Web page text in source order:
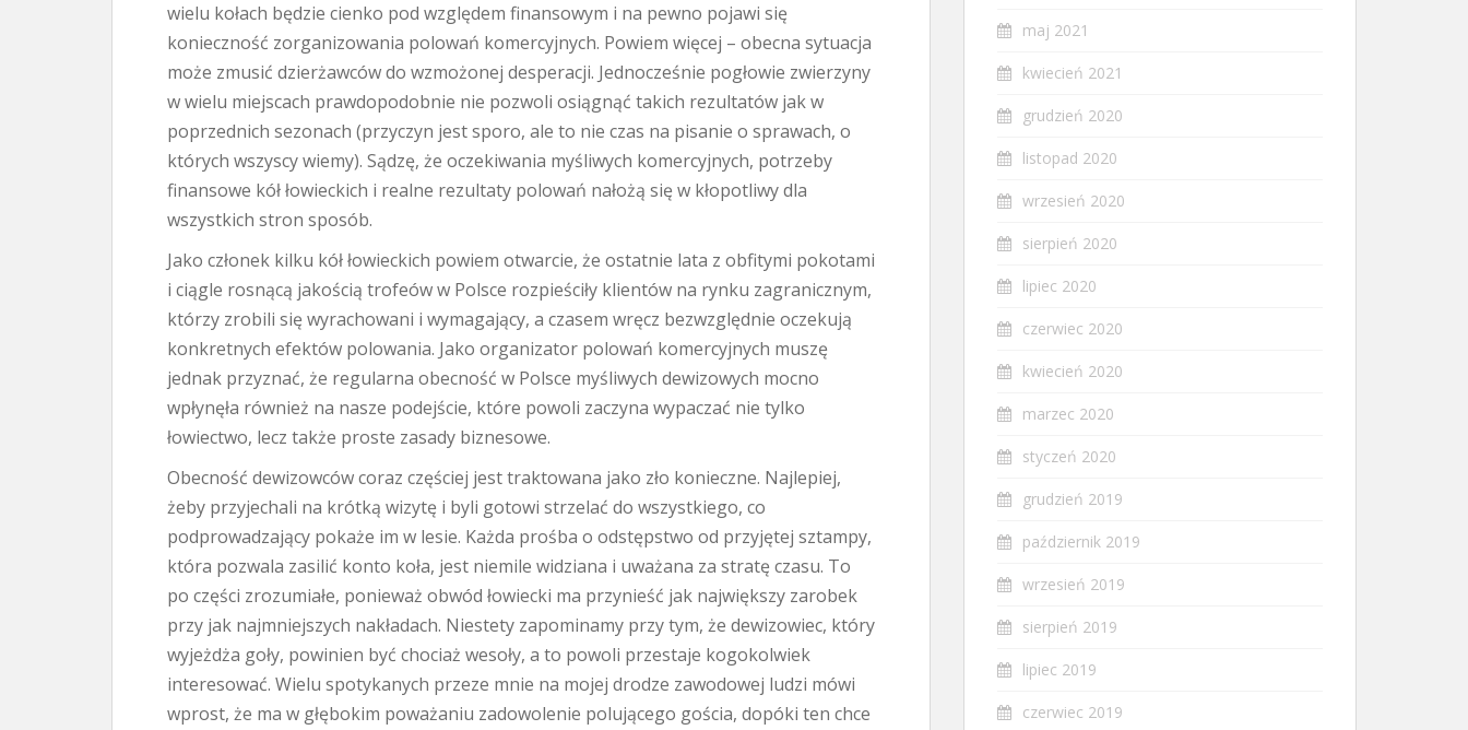
wielu kołach będzie cienko pod względem finansowym i na pewno pojawi się
konieczność zorganizowania polowań komercyjnych. Powiem więcej – obecna sytuacja
może zmusić dzierżawców do wzmożonej desperacji. Jednocześnie pogłowie zwierzyny
w wielu miejscach prawdopodobnie nie pozwoli osiągnąć takich rezultatów jak w
poprzednich sezonach (przyczyn jest sporo, ale to nie czas na pisanie o sprawach, o
których wszyscy wiemy). Sądzę, że oczekiwania myśliwych komercyjnych, potrzeby
finansowe kół łowieckich i realne rezultaty polowań nałożą się w kłopotliwy dla
wszystkich stron sposób.
Jako członek kilku kół łowieckich powiem otwarcie, że ostatnie lata z obfitymi pokotami
i ciągle rosnącą jakością trofeów w Polsce rozpieściły klientów na rynku zagranicznym,
którzy zrobili się wyrachowani i wymagający, a czasem wręcz bezwzględnie oczekują
konkretnych efektów polowania. Jako organizator polowań komercyjnych muszę
jednak przyznać, że regularna obecność w Polsce myśliwych dewizowych mocno
wpłynęła również na nasze podejście, które powoli zaczyna wypaczać nie tylko
łowiectwo, lecz także proste zasady biznesowe.
Obecność dewizowców coraz częściej jest traktowana jako zło konieczne. Najlepiej,
żeby przyjechali na krótką wizytę i byli gotowi strzelać do wszystkiego, co
podprowadzający pokaże im w lesie. Każda prośba o odstępstwo od przyjętej sztampy,
która pozwala zasilić konto koła, jest niemile widziana i uważana za stratę czasu. To
po części zrozumiałe, ponieważ obwód łowiecki ma przynieść jak największy zarobek
przy jak najmniejszych nakładach. Niestety zapominamy przy tym, że dewizowiec, który
wyjeżdża goły, powinien być chociaż wesoły, a to powoli przestaje kogokolwiek
interesować. Wielu spotykanych przeze mnie na mojej drodze zawodowej ludzi mówi
wprost, że ma w głębokim poważaniu zadowolenie polującego gościa, dopóki ten chce
maj 2021
kwiecień 2021
grudzień 2020
listopad 2020
wrzesień 2020
sierpień 2020
lipiec 2020
czerwiec 2020
kwiecień 2020
marzec 2020
styczeń 2020
grudzień 2019
październik 2019
wrzesień 2019
sierpień 2019
lipiec 2019
czerwiec 2019